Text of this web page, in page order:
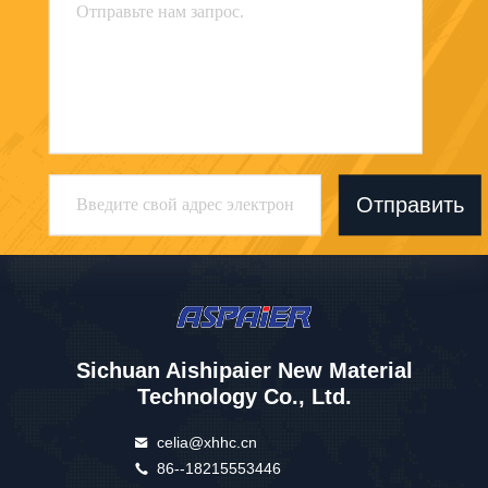
Отправить
Sichuan Aishipaier New Material
Technology Co., Ltd.
celia@xhhc.cn
86--18215553446